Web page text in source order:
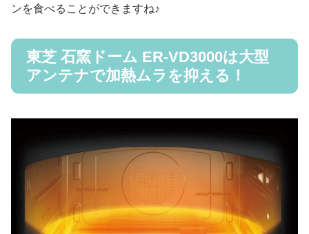
ンを食べることができますね♪
東芝 石窯ドーム ER-VD3000は大型
アンテナで加熱ムラを抑える！